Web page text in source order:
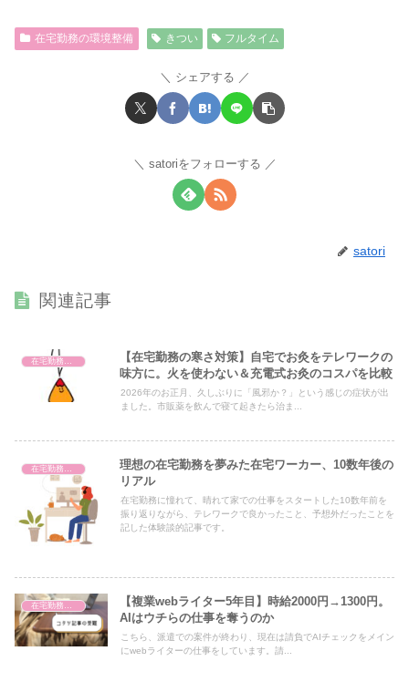
在宅勤務の環境整備 きつい フルタイム
シェアする
satoriをフォローする
satori
関連記事
在宅勤務の環境整備
【在宅勤務の寒さ対策】自宅でお灸をテレワークの
味方に。火を使わない＆充電式お灸のコスパを比較
2026年のお正月、久しぶりに「風邪か？」という感じの症状が出
ました。市販薬を飲んで寝て起きたら治ま...
在宅勤務の副業
理想の在宅勤務を夢みた在宅ワーカー、10数年後の
リアル
在宅勤務に憧れて、晴れて家での仕事をスタートした10数年前を
振り返りながら、テレワークで良かったこと、予想外だったことを
記した体験談的記事です。
在宅勤務の環境整備
【複業webライター5年目】時給2000円→1300円。
AIはウチらの仕事を奪うのか
こちら、派遣での案件が終わり、現在は請負でAIチェックをメイン
にwebライターの仕事をしています。請...